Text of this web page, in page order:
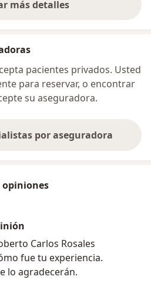
más detalles
sobre la dirección
pacientes privados. Usted
para reservar, o encontrar
su aseguradora.
por aseguradora
opiniones
Carlos Rosales
fue tu experiencia.
lo agradecerán.